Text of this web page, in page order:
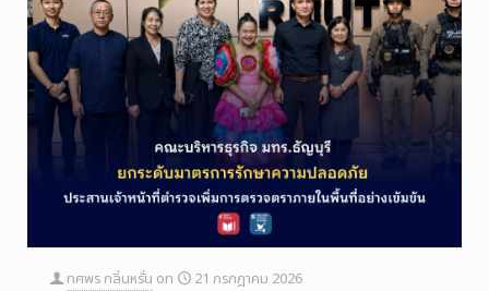
ทศพร กลิ่นหรั่น on
21 กรกฎาคม 2026